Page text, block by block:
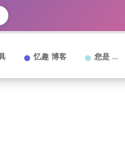
忆趣 博客 您是 …